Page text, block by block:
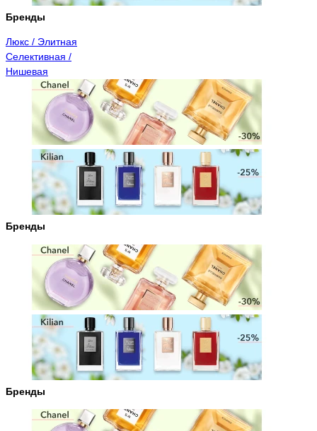
Бренды
Люкс / Элитная
Селективная /
Нишевая
Бренды
Бренды